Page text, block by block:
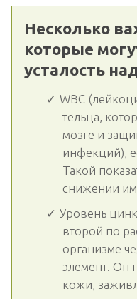
Несколько
которые
усталость
WBC
тельца,
мозге и
инфекций),
Такой
снижении
Уровень
второй по
организме
элемент. Он
кожи,